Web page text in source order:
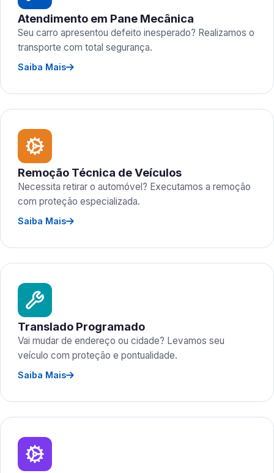
Atendimento em Pane Mecânica
Seu carro apresentou defeito inesperado? Realizamos o
transporte com total segurança.
Saiba Mais
Remoção Técnica de Veículos
Necessita retirar o automóvel? Executamos a remoção
com proteção especializada.
Saiba Mais
Translado Programado
Vai mudar de endereço ou cidade? Levamos seu
veículo com proteção e pontualidade.
Saiba Mais